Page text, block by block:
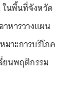
ในพื้นที่จังหวัด
หารวางแผน
าะการบริโภค
ยนพฤติกรรม